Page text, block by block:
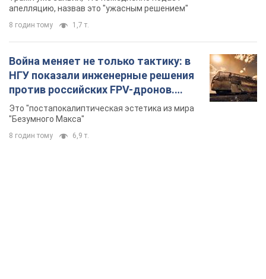
долларов
апелляцию, назвав это "ужасным решением"
8 годин тому 1,7 т.
Война меняет не только тактику: в
НГУ показали инженерные решения
против российских FPV-дронов.
Фото
Это "постапокалиптическая эстетика из мира
"Безумного Макса"
8 годин тому 6,9 т.